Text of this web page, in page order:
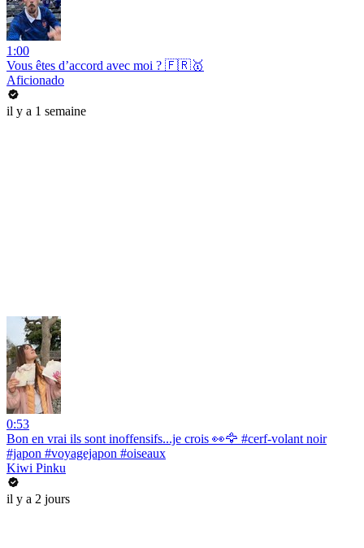
1:00
Vous êtes d’accord avec moi ? 🇫🇷🥇
Aficionado
il y a 1 semaine
0:53
Bon en vrai ils sont inoffensifs...je crois 👀🦅 #cerf-volant noir
#japon #voyagejapon #oiseaux
Kiwi Pinku
il y a 2 jours